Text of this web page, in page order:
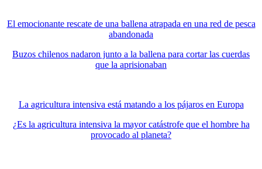
El emocionante rescate de una ballena atrapada en una red de pesca
abandonada
Buzos chilenos nadaron junto a la ballena para cortar las cuerdas
que la aprisionaban
La agricultura intensiva está matando a los pájaros en Europa
¿Es la agricultura intensiva la mayor catástrofe que el hombre ha
provocado al planeta?